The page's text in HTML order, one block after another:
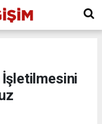
İşletilmesini